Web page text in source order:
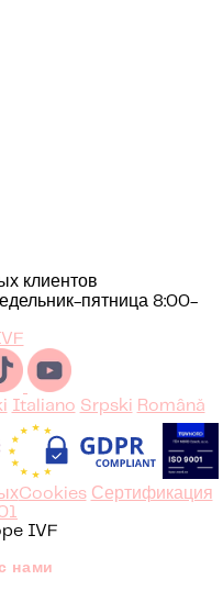
клиентов
пятница 8:00-
Italiano Srpski Română
Cookies Сертификация
IVF
нами